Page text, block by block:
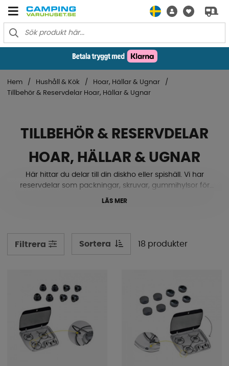
Hem Hushåll & Kök
Hoar, Hällar & Ugnar
Tillbehör & Reservdelar Hoar, Hällar & Ugnar
TILLBEHÖR & RESERVDELAR
HOAR, HÄLLAR & UGNAR
Här hittar du delar till din diskho eller spishäll. Vi har
reservdelar som packningar, skruvar, gummihylsor för
skyddsgaller, vred och täcklock med mera. Se här
LÄS MER
Filtrera Sortera 18 produkter